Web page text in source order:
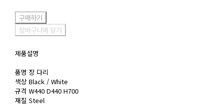
구매하기
장바구니에 담기
제품설명
품명 장 다리
색상 Black / White
규격 W440 D440 H700
재질 Steel